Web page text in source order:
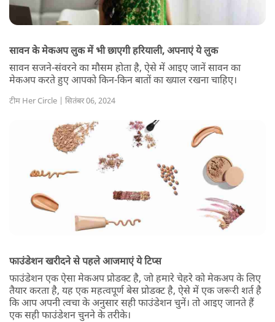
सावन के मेकअप लुक में भी छाएगी हरियाली, अपनाएं ये लुक
सावन सजने-संवरने का मौसम होता है, ऐसे में आइए जानें सावन का
मेकअप करते हुए आपको किन-किन बातों का ख्याल रखना चाहिए।
टीम Her Circle | सितंबर 06, 2024
फाउंडेशन खरीदने से पहले आजमाएं ये टिप्स
फाउंडेशन एक ऐसा मेकअप प्रोडक्ट है, जो हमारे चेहरे को मेकअप के लिए
तैयार करता है, यह एक महत्वपूर्ण बेस प्रोडक्ट है, ऐसे में एक जरूरी शर्त है
कि आप अपनी त्वचा के अनुसार सही फाउंडेशन चुनें। तो आइए जानते हैं
एक सही फाउंडेशन चुनने के तरीके।